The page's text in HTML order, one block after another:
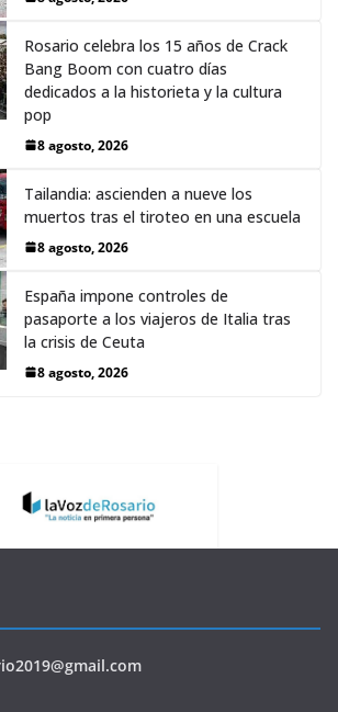
Rosario celebra los 15 años de Crack
Bang Boom con cuatro días
dedicados a la historieta y la cultura
pop
8 agosto, 2026
Tailandia: ascienden a nueve los
muertos tras el tiroteo en una escuela
8 agosto, 2026
España impone controles de
pasaporte a los viajeros de Italia tras
la crisis de Ceuta
8 agosto, 2026